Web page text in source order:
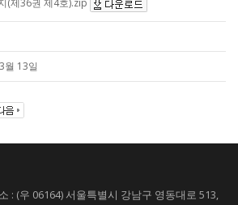
(제36권 제4호).zip
월 13일
우 06164) 서울특별시 강남구 영동대로 513,